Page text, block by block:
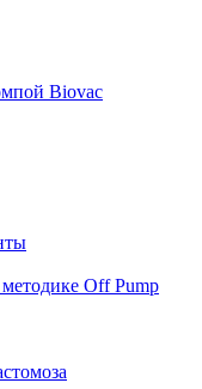
Biovac
Off Pump